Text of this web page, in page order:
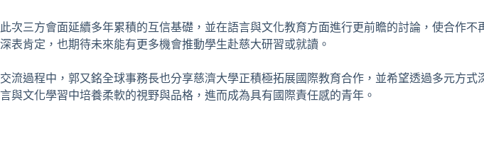
此次三方會面延續多年累積的互信基礎，並在語言與文化教育方面進行更前瞻的討論，使合作
深表肯定，也期待未來能有更多機會推動學生赴慈大研習或就讀。
交流過程中，郭又銘全球事務長也分享慈濟大學正積極拓展國際教育合作，並希望透過多元方
言與文化學習中培養柔軟的視野與品格，進而成為具有國際責任感的青年。